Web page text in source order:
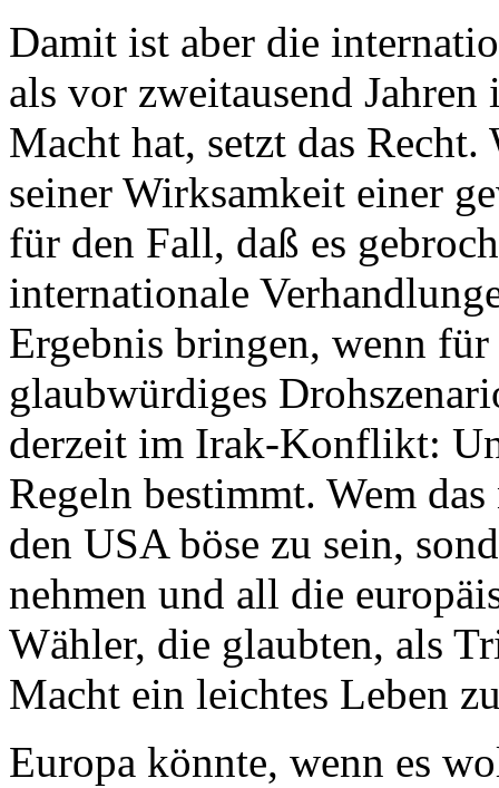
Damit ist aber die
als vor zweitausend
Macht hat, setzt das
seiner Wirksamkeit einer
für den Fall, daß es
internationale
Ergebnis bringen, wenn
glaubwürdiges
derzeit im Irak-Konflikt:
Regeln bestimmt. Wem
den USA böse zu sein,
nehmen und all die
Wähler, die glaubten, als
Macht ein leichtes Leben
Europa könnte, wenn es